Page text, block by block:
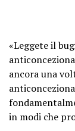
«Leggete il
ancora una
in modi che